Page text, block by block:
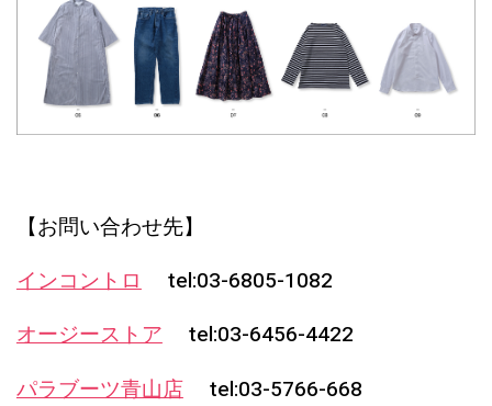
【お問い合わせ先】
インコントロtel:03-6805-1082
オージーストアtel:03-6456-4422
パラブーツ青山店tel:03-5766-668